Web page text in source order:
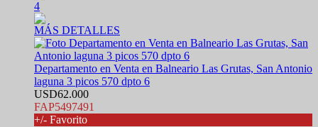
4
MÁS DETALLES
Departamento en Venta en Balneario Las Grutas, San Antonio
laguna 3 picos 570 dpto 6
USD62.000
FAP5497491
+/- Favorito